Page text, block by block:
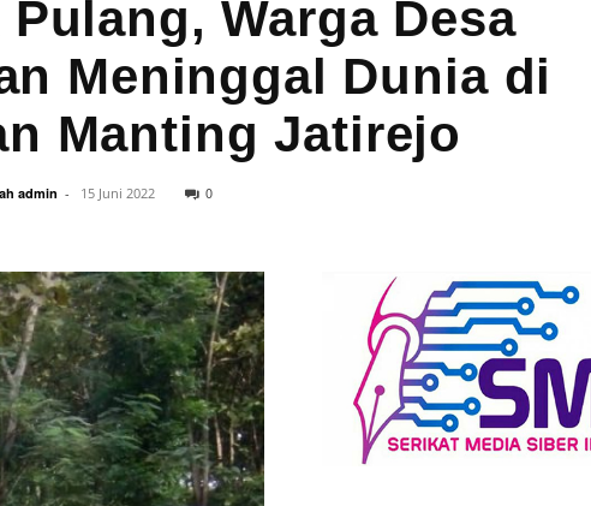
Warga Desa
Meninggal Dunia di
Manting Jatirejo
admin - 15 Juni 2022 0